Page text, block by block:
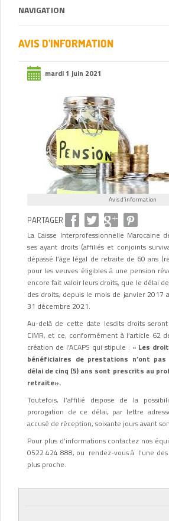
NAVIGATION
AVIS D’INFORMATION
mardi 1 juin 2021
Avis d’information
PARTAGER
La Caisse Interprofessionnelle Marocaine
ses ayant droits (affiliés et conjoints
dépassé l’âge légal de retraite de 60 ans
pour les veuves éligibles à une pension
encore fait valoir leurs droits, que le délai
des droits, depuis le mois de janvier 2017
31 décembre 2021.
Au-delà de cette date lesdits droits
CIMR, et ce, conformément à l’article 62
création de l’ACAPS qui stipule : « Les
bénéficiaires de prestations n’ont
délai de cinq (5) ans sont prescrits au
retraite».
Toutefois, l’affilié dispose de la
prorogation de ce délai, par lettre
accusé de réception, soixante jours avant
Pour plus d’informations contactez nos
0522 424 888, ou rendez-vous à l’une des
plus proche.